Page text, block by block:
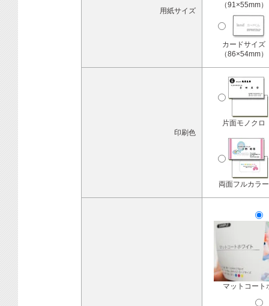
用紙サイズ
（91×55mm）
カードサイズ
（86×54mm）
印刷色
片面モノクロ
両面フルカラー
マットコート